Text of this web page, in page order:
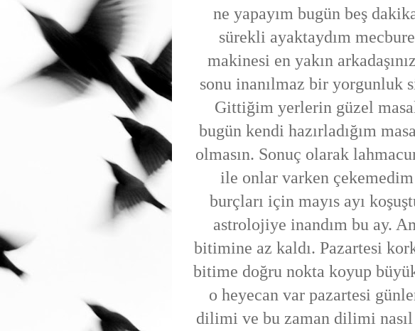
ne yapayım bugün beş
sürekli ayaktaydım
makinesi en yakın
sonu inanılmaz bir yorgunluk
Gittiğim yerlerin güzel
bugün kendi hazırladığım
olmasın. Sonuç olarak
ile onlar varken
burçları için mayıs ayı
astrolojiye inandım bu ay.
bitimine az kaldı. Pazartesi
bitime doğru nokta koyup
o heyecan var pazartesi
dilimi ve bu zaman dilimi